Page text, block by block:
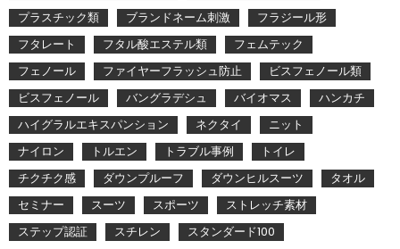
プラスチック類
ブランドネーム刺激
フラジール形
フタレート
フタル酸エステル類
フェムテック
フェノール
ファイヤーフラッシュ防止
ビスフェノール類
ビスフェノール
バングラデシュ バイオマス
ハンカチ
ハイグラルエキスパンション
ネクタイ
ニット
ナイロン
トルエン トラブル事例
トイレ
チクチク感
ダウンプルーフ ダウンヒルスーツ
タオル
セミナー
スーツ スポーツ
ストレッチ素材
ステップ認証
スチレン スタンダード100